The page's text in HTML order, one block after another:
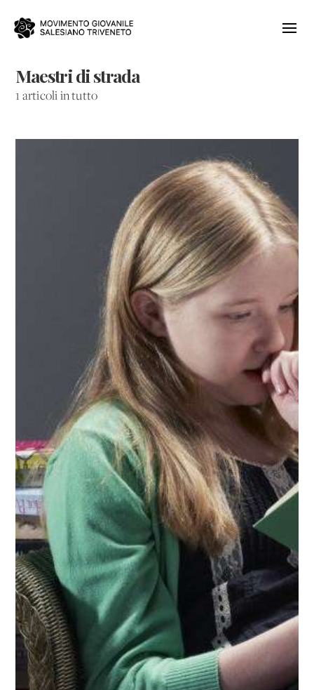
Maestri di strada
1 articoli in tutto